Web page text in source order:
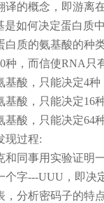
译的概念，即游
是如何决定蛋白质
白质的氨基酸的种
种，而信使RNA
酸，只能决定4种
酸，只能决定16
基酸，只能决定64
现过程:
和同事用实验证明
个字---UUU，即决
，分析密码子的特